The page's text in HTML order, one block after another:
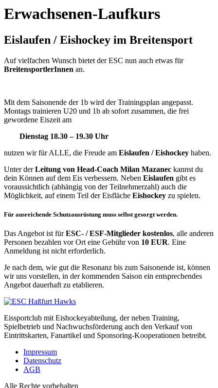
Erwachsenen-Laufkurs
Eislaufen / Eishockey im Breitensport
Auf vielfachen Wunsch bietet der ESC nun auch etwas für
BreitensportlerInnen an.
Mit dem Saisonende der 1b wird der Trainingsplan angepasst.
Montags trainieren U20 und 1b ab sofort zusammen, die frei
gewordene Eiszeit am
Dienstag 18.30 – 19.30 Uhr
nutzen wir für ALLE, die Freude am Eislaufen / Eishockey haben.
Unter derLeitung von Head-Coach Milan Mazanec kannst du
dein Können auf dem Eis verbessern. Neben Eislaufen gibt es
voraussichtlich (abhängig von der Teilnehmerzahl) auch die
Möglichkeit, auf einem Teil der Eisfläche Eishockey zu spielen.
Für ausreichende Schutzausrüstung muss selbst gesorgt werden.
Das Angebot ist fürESC- / ESF-Mitglieder kostenlos, alle anderen
Personen bezahlen vor Ort eine Gebühr von 10 EUR. Eine
Anmeldung ist nicht erforderlich.
Je nach dem, wie gut die Resonanz bis zum Saisonende ist, können
wir uns vorstellen, in der kommenden Saison ein entsprechendes
Angebot dauerhaft zu etablieren.
Eissportclub mit Eishockeyabteilung, der neben Training,
Spielbetrieb und Nachwuchsförderung auch den Verkauf von
Eintrittskarten, Fanartikel und Sponsoring-Kooperationen betreibt.
Impressum
Datenschutz
AGB
Alle Rechte vorbehalten